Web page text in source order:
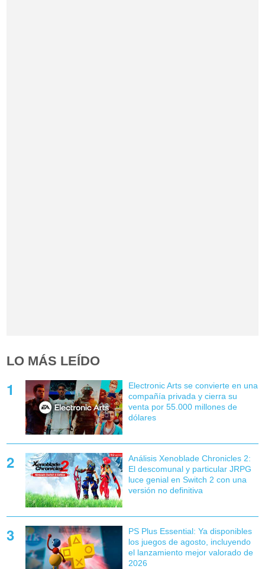
LO MÁS LEÍDO
Electronic Arts se convierte en una
compañía privada y cierra su
venta por 55.000 millones de
dólares
Análisis Xenoblade Chronicles 2:
El descomunal y particular JRPG
luce genial en Switch 2 con una
versión no definitiva
PS Plus Essential: Ya disponibles
los juegos de agosto, incluyendo
el lanzamiento mejor valorado de
2026